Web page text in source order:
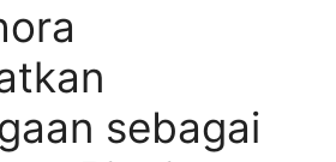
sebagai